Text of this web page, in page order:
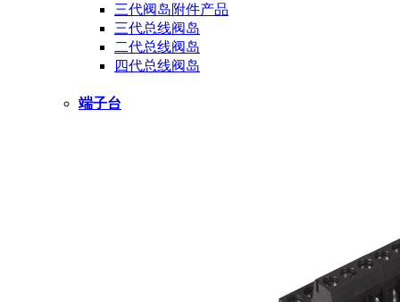
三代阀岛附件产品
三代总线阀岛
二代总线阀岛
四代总线阀岛
端子台